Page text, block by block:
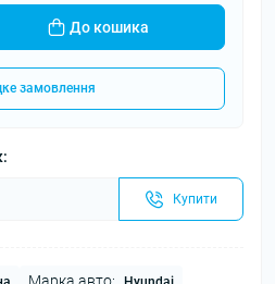
До кошика
замовлення
Купити